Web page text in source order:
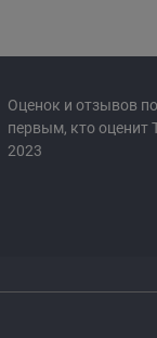
Оценок и отзывов
первым, кто оценит
2023